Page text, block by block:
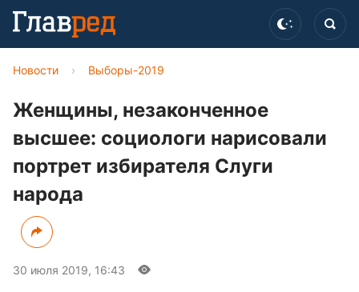
Новости › Выборы-2019
Женщины, незаконченное
высшее: социологи нарисовали
портрет избирателя Слуги
народа
30 июля 2019, 16:43